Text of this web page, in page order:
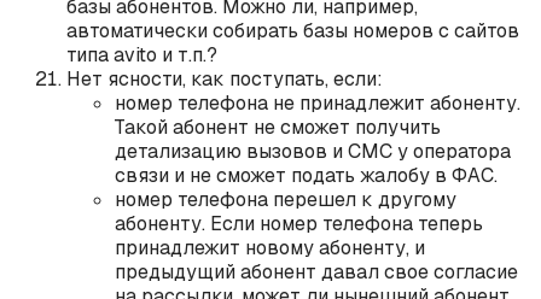
базы абонентов. Можно ли, например,
автоматически собирать базы номеров с сайтов
типа avito и т.п.?
Нет ясности, как поступать, если:
номер телефона не принадлежит абоненту.
Такой абонент не сможет получить
детализацию вызовов и СМС у оператора
связи и не сможет подать жалобу в ФАС.
номер телефона перешел к другому
абоненту. Если номер телефона теперь
принадлежит новому абоненту, и
предыдущий абонент давал свое согласие